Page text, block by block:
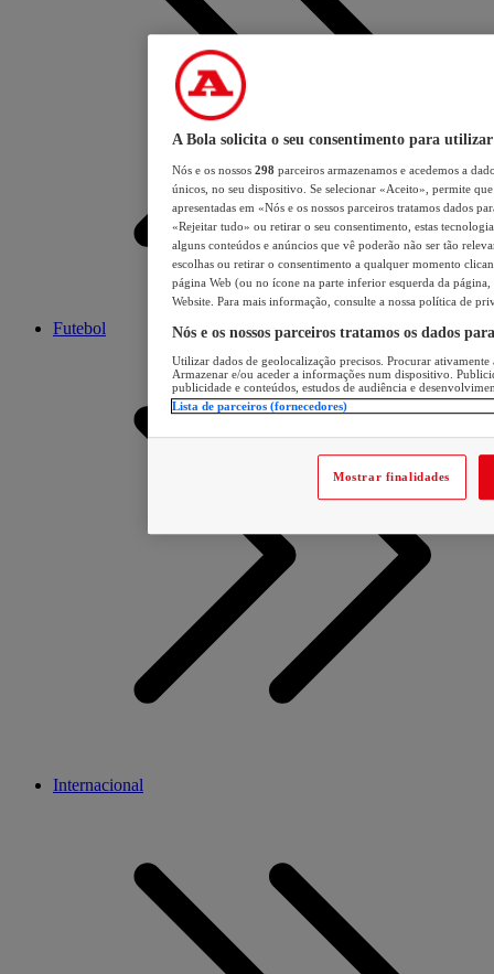
Futebol
Internacional
A Bola solicita o seu consentimento para utilizar
Nós e os nossos 298 parceiros armazenamos e acedemos a
únicos, no seu dispositivo. Se selecionar «Aceito», permite
apresentadas em «Nós e os nossos parceiros tratamos dados
«Rejeitar tudo» ou retirar o seu consentimento, estas
alguns conteúdos e anúncios que vê poderão não ser tão
escolhas ou retirar o consentimento a qualquer momento
página Web (ou no ícone na parte inferior esquerda da página,
Website. Para mais informação, consulte a nossa política de
Nós e os nossos parceiros tratamos os dados
Utilizar dados de geolocalização precisos. Procurar
Armazenar e/ou aceder a informações num dispositivo.
publicidade e conteúdos, estudos de audiência e
Lista de parceiros (fornecedores)
Mostrar finalidades